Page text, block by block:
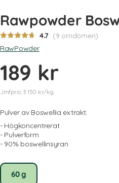
Rawpowder
4.7 (9 omdömen)
RawPowder
189 kr
Jmfpris: 3 150 kr/kg
Pulver av Boswellia extrakt.
- Högkoncentrerat
- Pulverform
- 90% boswellinsyran
60 g